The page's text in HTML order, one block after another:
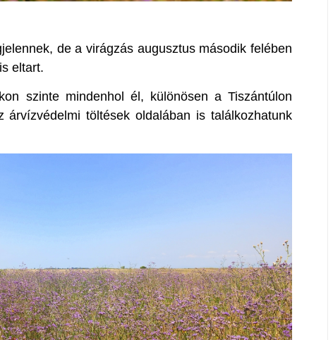
de a virágzás augusztus második felében
eltart.
szinte mindenhol él, különösen a Tiszántúlon
árvízvédelmi töltések oldalában is találkozhatunk